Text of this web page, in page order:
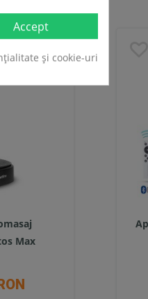
Max
Accept
și cookie-uri